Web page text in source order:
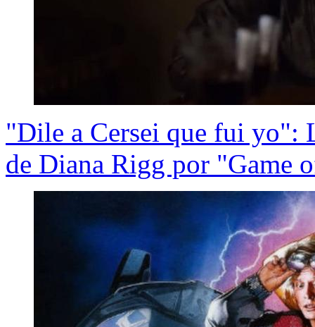
"Dile a Cersei que fui yo":
de Diana Rigg por "Game